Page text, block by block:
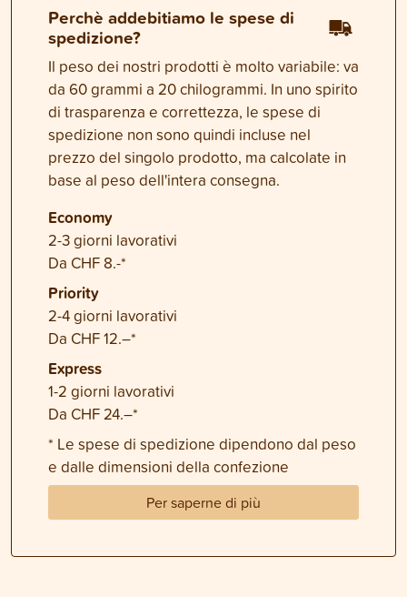
Perchè addebitiamo le spese di
spedizione?
Il peso dei nostri prodotti è molto variabile: va
da 60 grammi a 20 chilogrammi. In uno spirito
di trasparenza e correttezza, le spese di
spedizione non sono quindi incluse nel
prezzo del singolo prodotto, ma calcolate in
base al peso dell'intera consegna.
Economy
2-3 giorni lavorativi
Da CHF 8.-*
Priority
2-4 giorni lavorativi
Da CHF 12.–*
Express
1-2 giorni lavorativi
Da CHF 24.–*
* Le spese di spedizione dipendono dal peso
e dalle dimensioni della confezione
Per saperne di più